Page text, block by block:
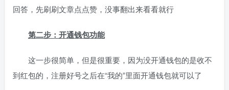
回答，先刷刷文章点点赞，没事翻出来看看就行
第二步：开通钱包功能
这一步很简单，但是很重要，因为没开通钱包的是收不
到红包的，注册好号之后在“我的”里面开通钱包就可以了